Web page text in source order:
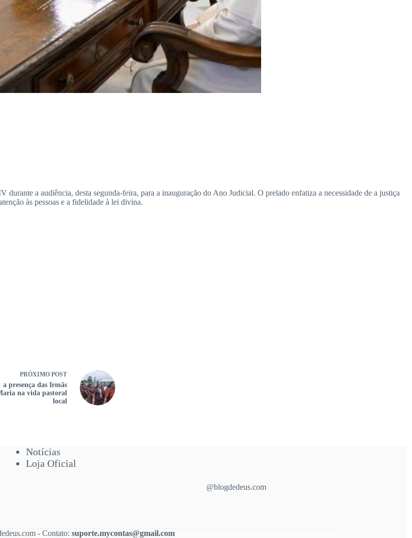
a audiência, desta segunda-feira, para a inauguração do Ano Judicial. O prelado enfatiza a necessidade de a justiça
às pessoas e a fidelidade à lei divina.
PRÓXIMO POST
presença das Irmãs
na vida pastoral
local
Notícias
Loja Oficial
@blogdedeus.com
- Contato:suporte.mycontas@gmail.com